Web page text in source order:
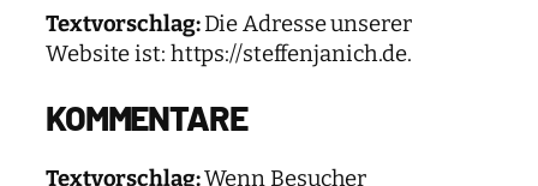
Textvorschlag:Die Adresse unserer
Website ist: https://steffenjanich.de.
KOMMENTARE
Textvorschlag:Wenn Besucher